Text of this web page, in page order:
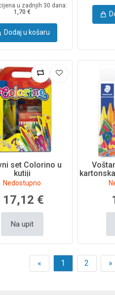
u zadnjih 30 dana:
1,70 €
Dodaj u košaru
set Colorino u
kutiji
Nedostupno
17,12 €
Na upit
« 1 2 »